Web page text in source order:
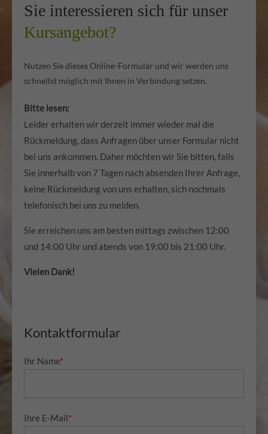
Sie interessieren sich für unser
Kursangebot?
Nutzen Sie dieses Online-Formular und wir werden uns
schnellst möglich mit Ihnen in Verbindung setzen.
Bitte lesen:
Leider erhalten wir derzeit immer wieder mal die
Rückmeldung, dass Anfragen über unser Formular nicht
bei uns ankommen. Daher möchten wir Sie bitten, falls
Sie innerhalb von 7 Tagen nach absenden Ihrer Anfrage,
keine Rückmeldung von uns erhalten, sich nochmals
telefonisch bei uns zu melden.
Sie erreichen uns am besten mittags zwischen 12:00
und 14:00 Uhr und abends von 19:00 bis 21:00 Uhr.
Vielen Dank!
Kontaktformular
Ihr Name*
Ihre E-Mail*